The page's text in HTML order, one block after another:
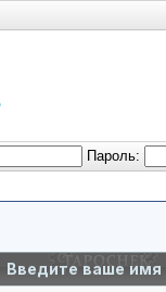
Пароль:
Введите ваше имя